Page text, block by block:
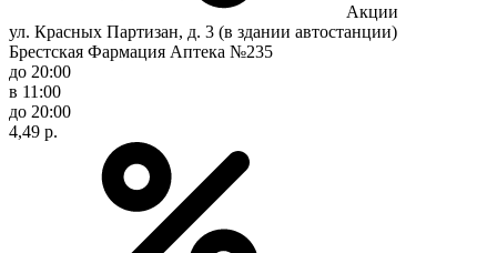
Акции
ул. Красных Партизан, д. 3 (в здании автостанции)
Брестская Фармация Аптека №235
до 20:00
в 11:00
до 20:00
4,49 р.